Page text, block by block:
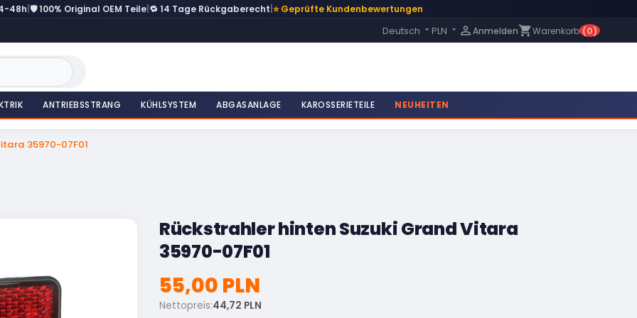
48h 🛡️ 100% Original OEM Teile 🔁 14 Tage Rückgaberecht ⭐ Geprüfte Kundenbewertungen
Language:
Deutsch  PLN  Anmeldenshopping_cartWarenkorb (0)
ANTRIEBSSTRANG KÜHLSYSTEM ABGASANLAGE KAROSSERIETEILE NEUHEITEN
35970-07F01
Rückstrahler hinten Suzuki Grand Vitara
35970-07F01
55,00 PLN
Nettopreis:44,72 PLN